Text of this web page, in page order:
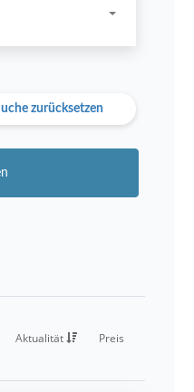
zurücksetzen
Aktualität Preis